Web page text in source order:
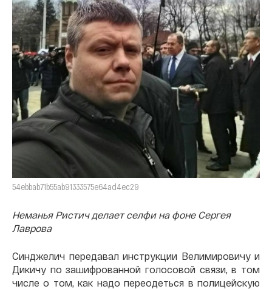
54ebbab71b55ab91333575e64ad4ec29
Неманья Ристич делает селфи на фоне Сергея
Лаврова
Синджелич передавал инструкции Велимировичу и
Дикичу по зашифрованной голосовой связи, в том
числе о том, как надо переодеться в полицейскую